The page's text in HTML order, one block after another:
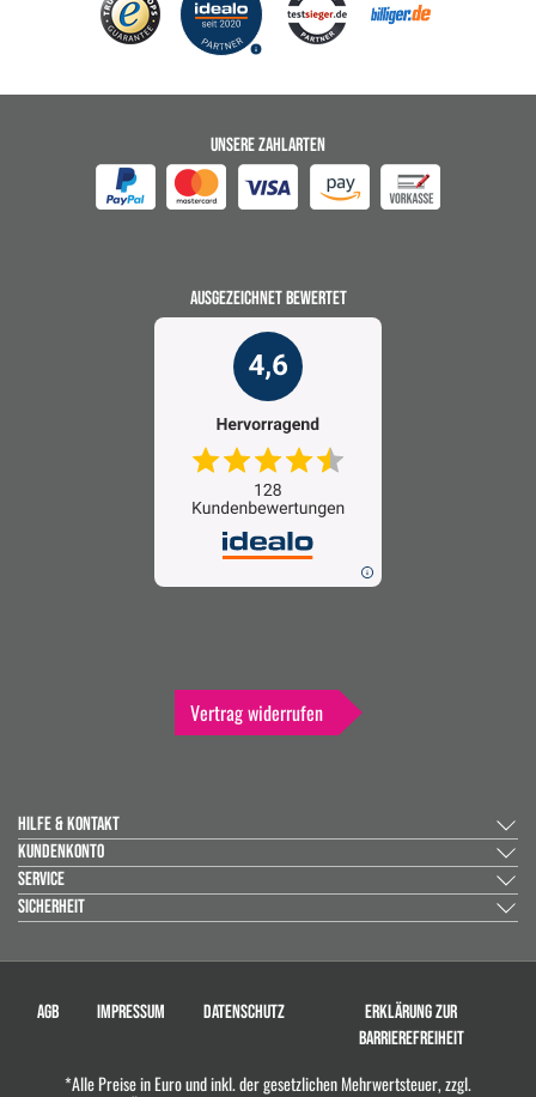
UNSERE ZAHLARTEN
AUSGEZEICHNET BEWERTET
Vertrag widerrufen
HILFE & KONTAKT
KUNDENKONTO
SERVICE
SICHERHEIT
AGB IMPRESSUM DATENSCHUTZ
ERKLÄRUNG ZUR
BARRIEREFREIHEIT
*Alle Preise in Euro und inkl. der gesetzlichen Mehrwertsteuer, zzgl.